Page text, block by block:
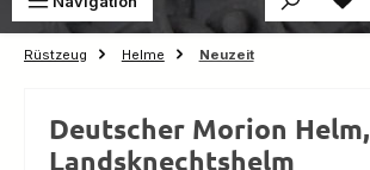
Rüstzeug Helme Neuzeit
Deutscher Morion Helm,
Landsknechtshelm